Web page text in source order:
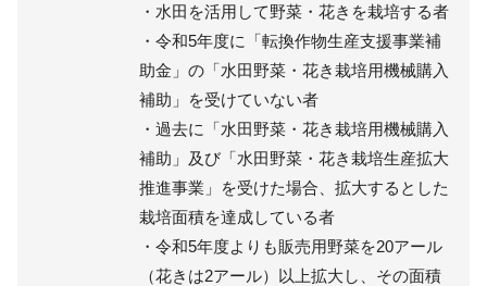
・水田を活用して野菜・花きを栽培する者
・令和5年度に「転換作物生産支援事業補
助金」の「水田野菜・花き栽培用機械購入
補助」を受けていない者
・過去に「水田野菜・花き栽培用機械購入
補助」及び「水田野菜・花き栽培生産拡大
推進事業」を受けた場合、拡大するとした
栽培面積を達成している者
・令和5年度よりも販売用野菜を20アール
（花きは2アール）以上拡大し、その面積